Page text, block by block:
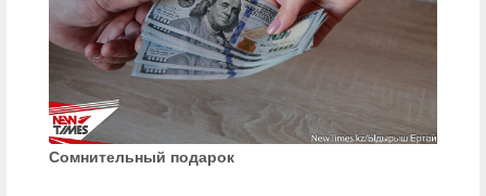
Сомнительный подарок